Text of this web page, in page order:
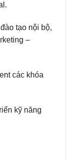
tạo nội bộ,
–
các khóa
kỹ năng